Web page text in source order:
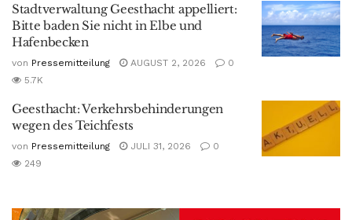
Stadtverwaltung Geesthacht appelliert:
Bitte baden Sie nicht in Elbe und
Hafenbecken
von Pressemitteilung AUGUST 2, 2026
0
5.7K
Geesthacht: Verkehrsbehinderungen
wegen des Teichfests
von Pressemitteilung JULI 31, 2026
0
249